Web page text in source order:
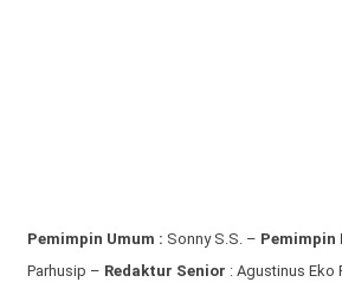
Pemimpin Umum : Sonny S.S. – Pemimpin
Parhusip – Redaktur Senior : Agustinus Eko